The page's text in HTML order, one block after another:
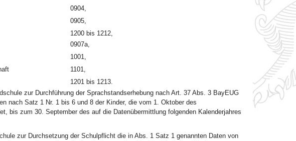
0904,
0905,
1200 bis 1212,
0907a,
1001,
1101,
1201 bis 1213.
zur Durchführung der Sprachstandserhebung nach Art. 37 Abs. 3 BayEUG
nach Satz 1 Nr. 1 bis 6 und 8 der Kinder, die vom 1. Oktober des
bis zum 30. September des auf die Datenübermittlung folgenden Kalenderjahres
zur Durchsetzung der Schulpflicht die in Abs. 1 Satz 1 genannten Daten von